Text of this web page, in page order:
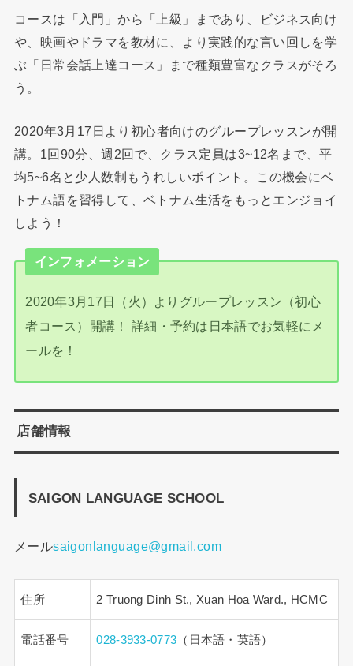
コースは「入門」から「上級」まであり、ビジネス向け
や、映画やドラマを教材に、より実践的な言い回しを学
ぶ「日常会話上達コース」まで種類豊富なクラスがそろ
う。
2020年3月17日より初心者向けのグループレッスンが開
講。1回90分、週2回で、クラス定員は3~12名まで、平
均5~6名と少人数制もうれしいポイント。この機会にベ
トナム語を習得して、ベトナム生活をもっとエンジョイ
しよう！
インフォメーション
2020年3月17日（火）よりグループレッスン（初心
者コース）開講！ 詳細・予約は日本語でお気軽にメ
ールを！
店舗情報
SAIGON LANGUAGE SCHOOL
メールsaigonlanguage@gmail.com
住所 2 Truong Dinh St., Xuan Hoa Ward., HCMC
電話番号 028-3933-0773 （日本語・英語）